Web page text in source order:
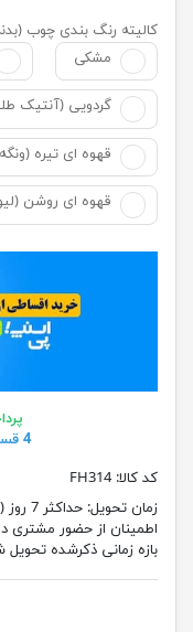
کالیته رنگ بندی چوب
مشکی
گردویی (آنتیک
قهوه ای تیره
قهوه ای روشن
4 قسط ماهیانه بدون کارمزد
کد کالا: FH314
زمان تحویل:
اطمینان از حضور مشتری
بازه زمانی ذکرشده